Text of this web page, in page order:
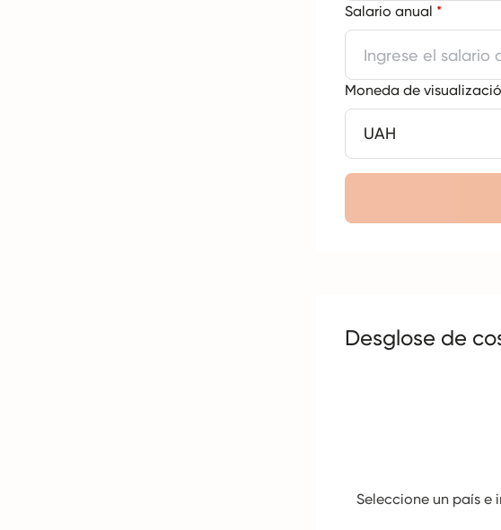
Salario anual *
Moneda de
Desglose de
Seleccione un país e